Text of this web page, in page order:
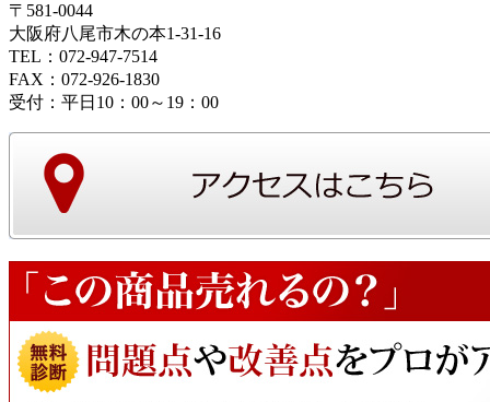
〒581-0044
大阪府八尾市木の本1-31-16
TEL：072-947-7514
FAX：072-926-1830
受付：平日10：00～19：00